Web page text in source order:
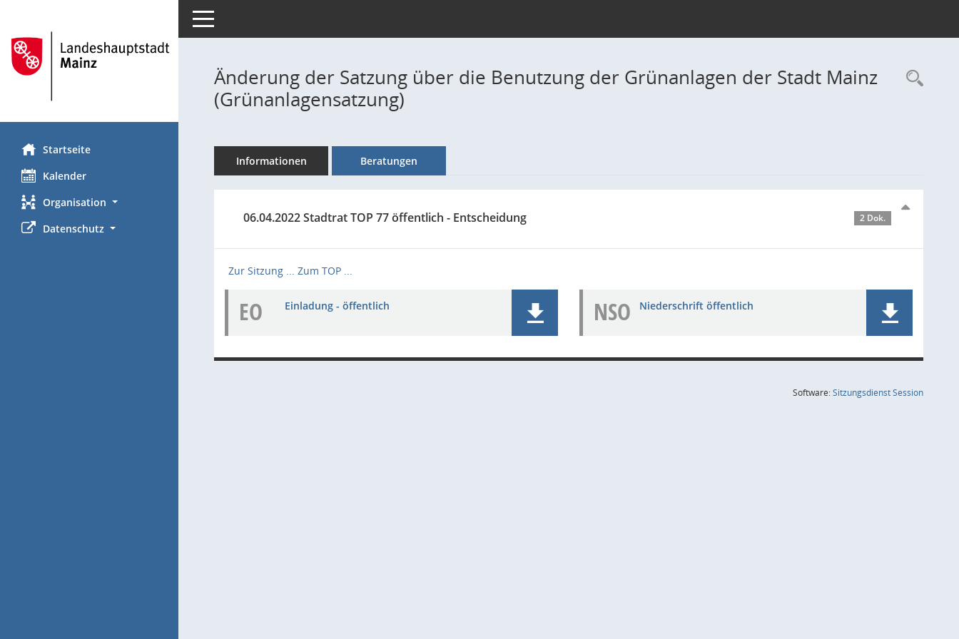
Startseite
Kalender
Organisation
Datenschutz
Toggle navigation
Änderung der Satzung über die Benutzung der Grünanlagen der Stadt Mainz
(Grünanlagensatzung)
Informationen Beratungen
06.04.2022 Stadtrat TOP 77 öffentlich - Entscheidung 2 Dok.
Zur Sitzung ... Zum TOP ...
EO Einladung - öffentlich NSO Niederschrift öffentlich
Software:SitzungsdienstSession(Wird in